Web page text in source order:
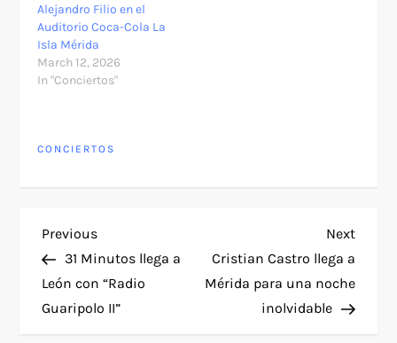
Alejandro Filio en el
Auditorio Coca-Cola La
Isla Mérida
March 12, 2026
In "Conciertos"
CONCIERTOS
P
o
s
Previous
Post
Previous
31 Minutos llega a
León con “Radio
Guaripolo II”
Next
Post
Next
Cristian Castro llega a
Mérida para una noche
inolvidable